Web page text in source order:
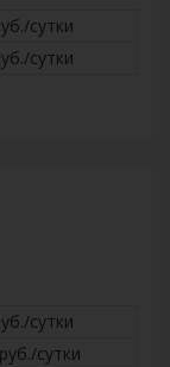
сутки
сутки
сутки
сутки